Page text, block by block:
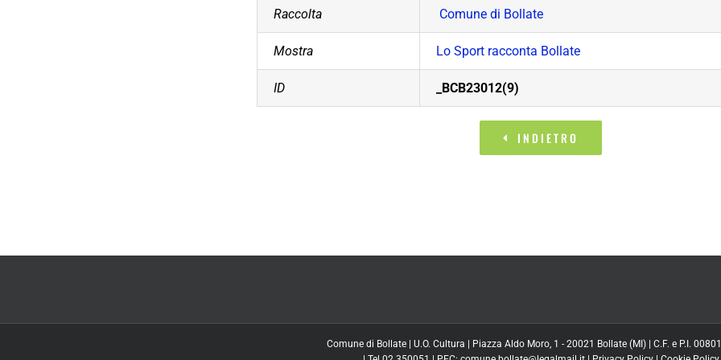
Raccolta Comune di Bollate
Mostra Lo Sport racconta Bollate
ID _BCB23012(9)
INDIETRO
Comune di Bollate | U.O. Cultura | Piazza Aldo Moro, 1 - 20021 Bollate (MI) | C.F. e P.I.